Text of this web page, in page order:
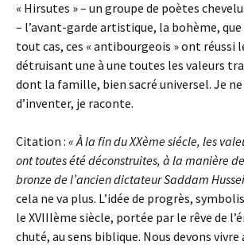
« Hirsutes » – un groupe de poètes
– l’avant-garde artistique, la bohème, que
tout cas, ces « antibourgeois » ont réussi
détruisant une à une toutes les valeurs
dont la famille, bien sacré universel. Je
d’inventer, je raconte.
Citation : « À la fin du XXème siécle, les
ont toutes été déconstruites, à la manière
bronze de l’ancien dictateur Saddam
cela ne va plus. L’idée de progrès,
le XVIIIème siècle, portée par le rêve de
chuté, au sens biblique. Nous devons vivre